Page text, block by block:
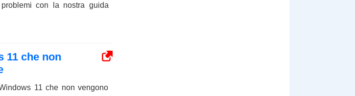
con la nostra guida
11 che non
11 che non vengono